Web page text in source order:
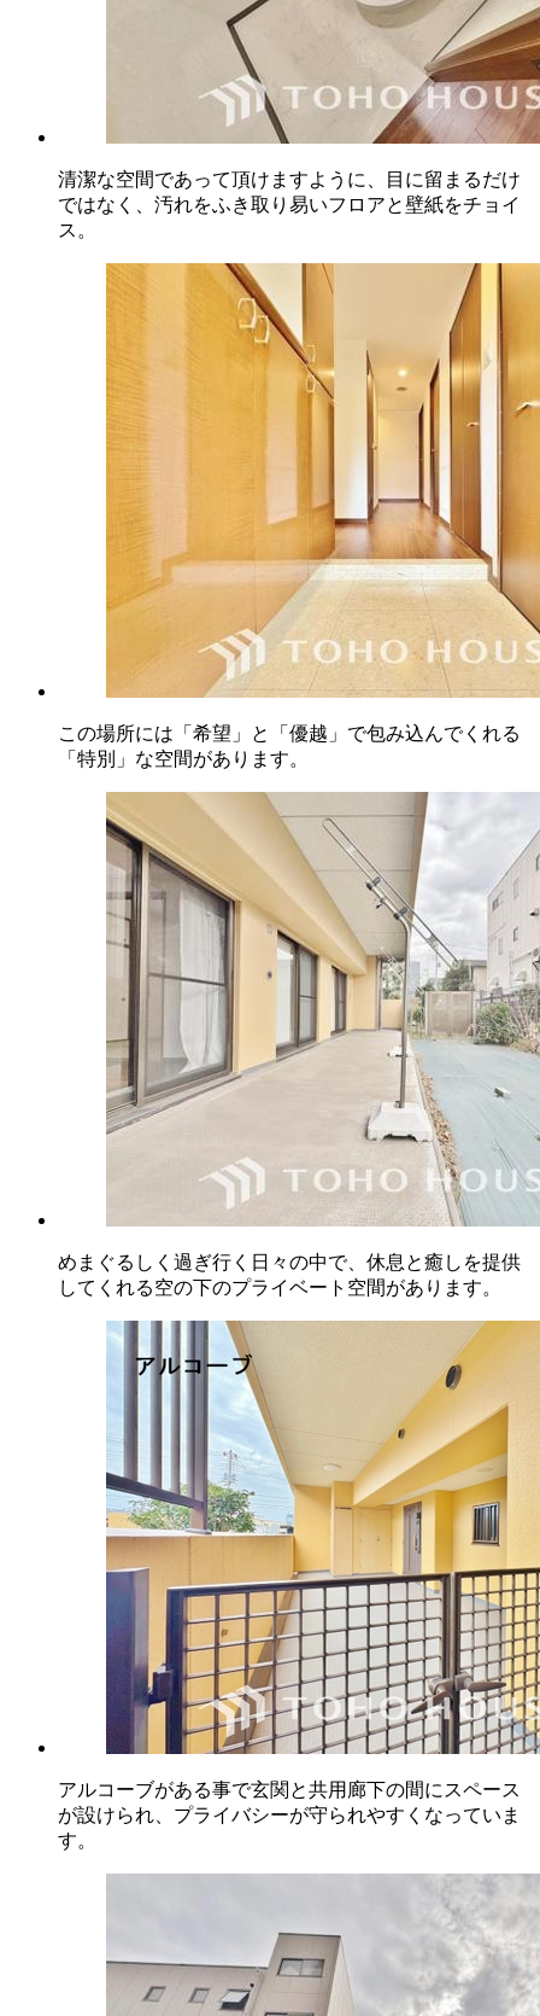
清潔な空間であって頂けますように、目に留まるだけ
ではなく、汚れをふき取り易いフロアと壁紙をチョイ
ス。
この場所には「希望」と「優越」で包み込んでくれる
「特別」な空間があります。
めまぐるしく過ぎ行く日々の中で、休息と癒しを提供
してくれる空の下のプライベート空間があります。
アルコーブがある事で玄関と共用廊下の間にスペース
が設けられ、プライバシーが守られやすくなっていま
す。